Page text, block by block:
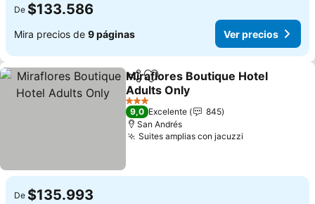
De $133.586
Mira precios de 9 páginas Ver precios
CompartirAgregar a favoritos
Miraflores Boutique Hotel
Adults Only
3 Estrellas
9,0 Excelente
845
San Andrés
Suites amplias con jacuzzi
De $135.993